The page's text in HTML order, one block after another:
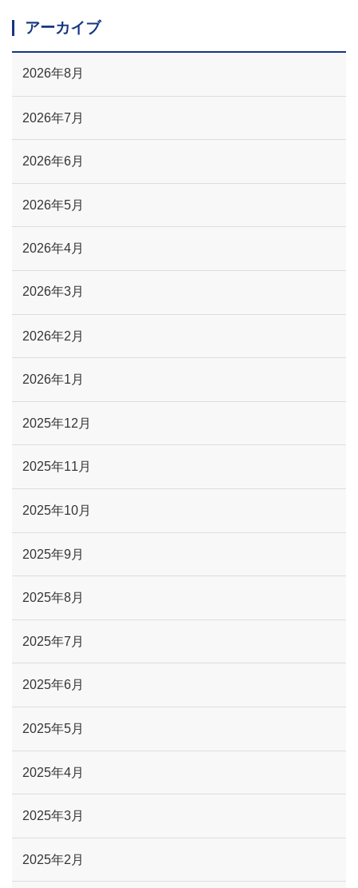
アーカイブ
2026年8月
2026年7月
2026年6月
2026年5月
2026年4月
2026年3月
2026年2月
2026年1月
2025年12月
2025年11月
2025年10月
2025年9月
2025年8月
2025年7月
2025年6月
2025年5月
2025年4月
2025年3月
2025年2月